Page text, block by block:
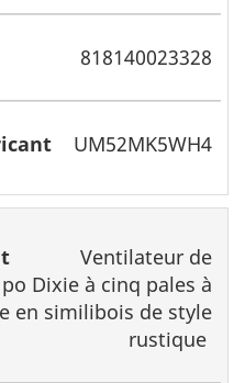
818140023328
UM52MK5WH4
Ventilateur de
Dixie à cinq pales à
en similibois de style
rustique